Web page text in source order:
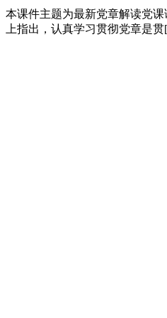
本课件主题为最新党章解读党
上指出，认真学习贯彻党章是贯